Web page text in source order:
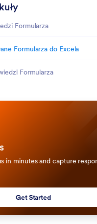
Formularza
Formularza do Excela
Formularza
in minutes and capture
Get Started